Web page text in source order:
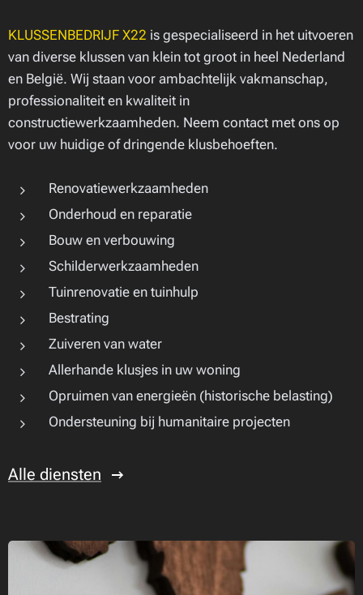
KLUSSENBEDRIJF X22 is gespecialiseerd in het uitvoeren
van diverse klussen van klein tot groot in heel Nederland
en België. Wij staan voor ambachtelijk vakmanschap,
professionaliteit en kwaliteit in
constructiewerkzaamheden. Neem contact met ons op
voor uw huidige of dringende klusbehoeften.
Renovatiewerkzaamheden
Onderhoud en reparatie
Bouw en verbouwing
Schilderwerkzaamheden
Tuinrenovatie en tuinhulp
Bestrating
Zuiveren van water
Allerhande klusjes in uw woning
Opruimen van energieën (historische belasting)
Ondersteuning bij humanitaire projecten
Alle diensten